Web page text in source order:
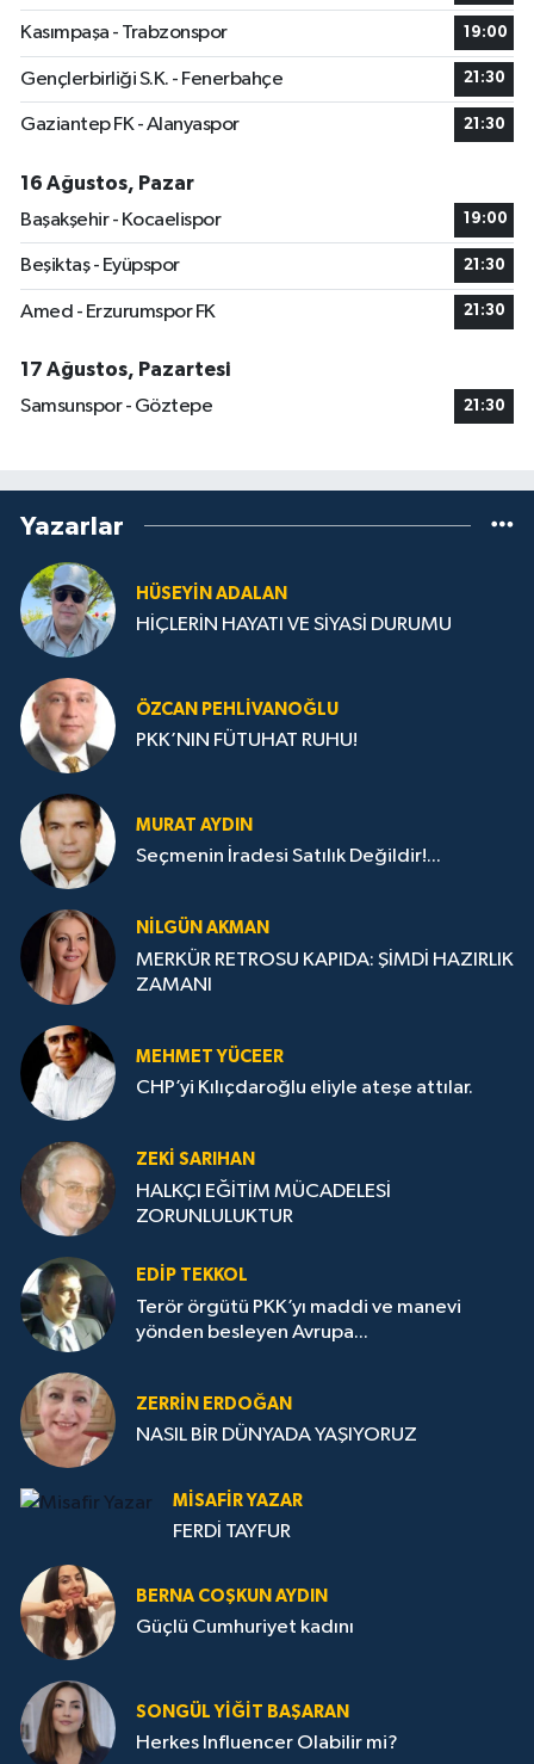
Kasımpaşa - Trabzonspor 19:00
Gençlerbirliği S.K. - Fenerbahçe 21:30
Gaziantep FK - Alanyaspor 21:30
16 Ağustos, Pazar
Başakşehir - Kocaelispor
19:00
Beşiktaş - Eyüpspor 21:30
Amed - Erzurumspor FK 21:30
17 Ağustos, Pazartesi
Samsunspor - Göztepe
21:30
Yazarlar
HÜSEYIN ADALAN
HİÇLERİN HAYATI VE SİYASİ DURUMU
ÖZCAN PEHLIVANOĞLU
PKK’NIN FÜTUHAT RUHU!
MURAT AYDIN
Seçmenin İradesi Satılık Değildir!...
NILGÜN AKMAN
MERKÜR RETROSU KAPIDA: ŞİMDİ HAZIRLIK
ZAMANI
MEHMET YÜCEER
CHP’yi Kılıçdaroğlu eliyle ateşe attılar.
ZEKI SARIHAN
HALKÇI EĞİTİM MÜCADELESİ
ZORUNLULUKTUR
EDIP TEKKOL
Terör örgütü PKK’yı maddi ve manevi
yönden besleyen Avrupa...
ZERRIN ERDOĞAN
NASIL BİR DÜNYADA YAŞIYORUZ
MISAFIR YAZAR
FERDİ TAYFUR
BERNA COŞKUN AYDIN
Güçlü Cumhuriyet kadını
SONGÜL YIĞIT BAŞARAN
Herkes Influencer Olabilir mi?